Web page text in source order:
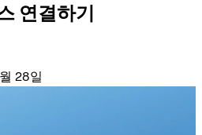
연결하기
28일